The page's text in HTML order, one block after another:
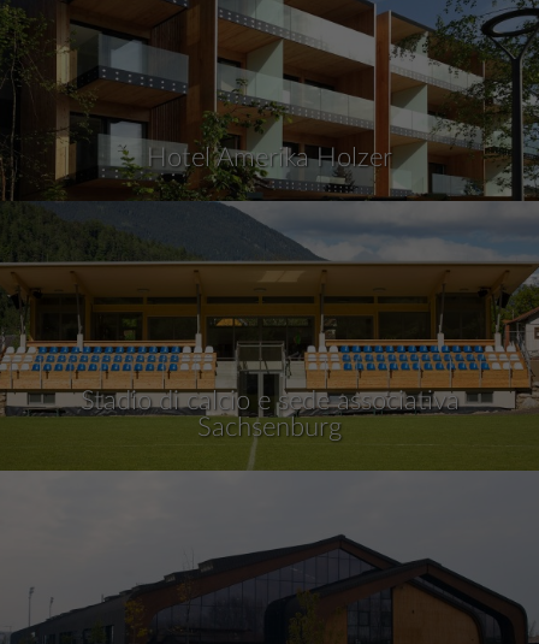
Hotel Amerika Holzer
Stadio di calcio e sede associativa
Sachsenburg